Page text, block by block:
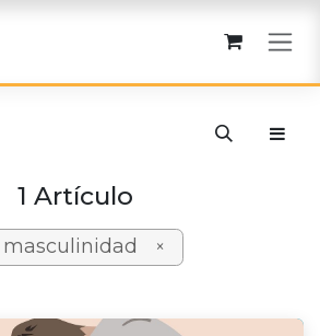
1 Artículo
masculinidad ×